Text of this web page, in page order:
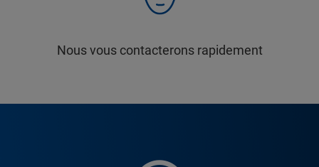
Nous vous contacterons rapidement